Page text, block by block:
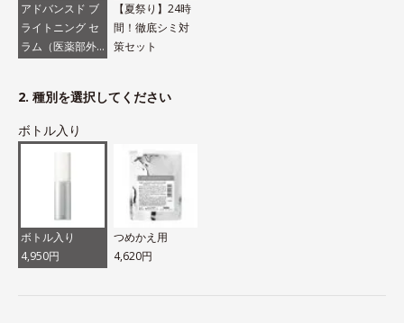
アドバンスド ブ
ライトニング セ
ラム（医薬部外
【夏祭り】24時
間！徹底シミ対
策セット
2. 種別を選択してください
ボトル入り
ボトル入り
4,950円
つめかえ用
4,620円